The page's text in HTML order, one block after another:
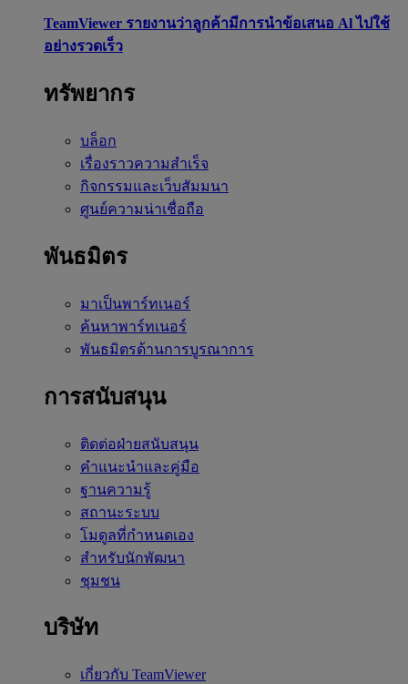
TeamViewer รายงานว่าลูกค้ามีการนำข้อเสนอ Al ไปใช้
อย่างรวดเร็ว
ทรัพยากร
บล็อก
เรื่องราวความสำเร็จ
กิจกรรมและเว็บสัมมนา
ศูนย์ความน่าเชื่อถือ
พันธมิตร
มาเป็นพาร์ทเนอร์
ค้นหาพาร์ทเนอร์
พันธมิตรด้านการบูรณาการ
การสนับสนุน
ติดต่อฝ่ายสนับสนุน
คำแนะนำและคู่มือ
ฐานความรู้
สถานะระบบ
โมดูลที่กำหนดเอง
สำหรับนักพัฒนา
ชุมชน
บริษัท
เกี่ยวกับ TeamViewer